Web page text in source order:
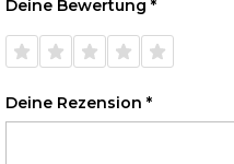
Deine Bewertung *
1 von
5 Sternen
2 von
5 Sternen
3 von
5 Sternen
4 von
5 Sternen
5 von
5 Sternen
Deine Rezension *